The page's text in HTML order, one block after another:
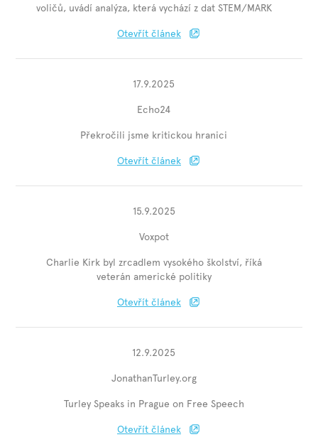
voličů, uvádí analýza, která vychází z dat STEM/MARK
Otevřít článek
17.9.2025
Echo24
Překročili jsme kritickou hranici
Otevřít článek
15.9.2025
Voxpot
Charlie Kirk byl zrcadlem vysokého školství, říká
veterán americké politiky
Otevřít článek
12.9.2025
JonathanTurley.org
Turley Speaks in Prague on Free Speech
Otevřít článek